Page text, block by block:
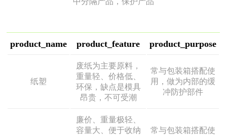
product_name product_feature product_purpose
纸塑
废纸为主要原料，
重量轻、价格低、
环保，缺点是模具
昂贵，不可受潮
常与包装箱搭配使
用，做为内部的缓
冲防护部件
廉价、重量极轻、
容量大、便于收纳
常与包装箱搭配使